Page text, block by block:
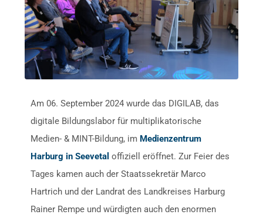
Am 06. September 2024 wurde das DIGILAB, das
digitale Bildungslabor für multiplikatorische
Medien- & MINT-Bildung, im Medienzentrum
Harburg in Seevetal offiziell eröffnet. Zur Feier des
Tages kamen auch der Staatssekretär Marco
Hartrich und der Landrat des Landkreises Harburg
Rainer Rempe und würdigten auch den enormen